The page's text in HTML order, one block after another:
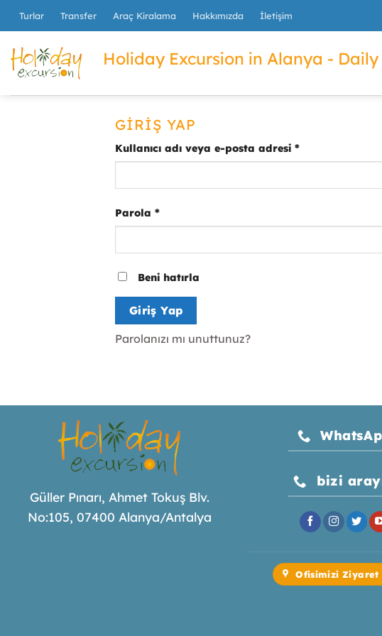
Turlar Transfer Araç Kiralama Hakkımızda İletişim
Holiday Excursion in Alanya - Daily
GIRIŞ YAP
Kullanıcı adı veya e-posta adresi *
Parola *
Beni hatırla
Giriş Yap
Parolanızı mı unuttunuz?
Güller Pınarı, Ahmet Tokuş Blv.
No:105, 07400 Alanya/Antalya
bizi
Ofisimizi Ziyaret